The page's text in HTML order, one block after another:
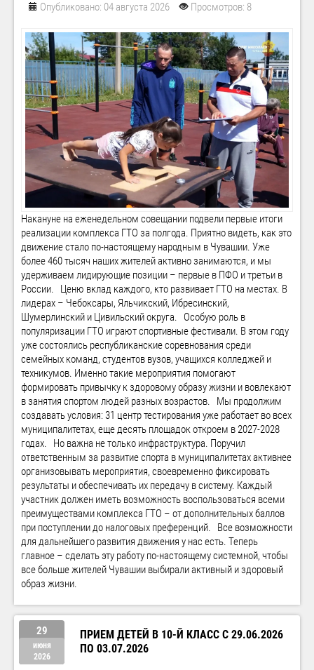
Опубликовано: 04 августа 2026 Просмотров: 8
Накануне на еженедельном совещании подвели первые итоги
реализации комплекса ГТО за полгода. Приятно видеть, как это
движение стало по-настоящему народным в Чувашии. Уже
более 460 тысяч наших жителей активно занимаются, и мы
удерживаем лидирующие позиции – первые в ПФО и третьи в
России. Ценю вклад каждого, кто развивает ГТО на местах. В
лидерах – Чебоксары, Яльчикский, Ибресинский,
Шумерлинский и Цивильский округа. Особую роль в
популяризации ГТО играют спортивные фестивали. В этом году
уже состоялись республиканские соревнования среди
семейных команд, студентов вузов, учащихся колледжей и
техникумов. Именно такие мероприятия помогают
формировать привычку к здоровому образу жизни и вовлекают
в занятия спортом людей разных возрастов. Мы продолжим
создавать условия: 31 центр тестирования уже работает во всех
муниципалитетах, еще десять площадок откроем в 2027-2028
годах. Но важна не только инфраструктура. Поручил
ответственным за развитие спорта в муниципалитетах активнее
организовывать мероприятия, своевременно фиксировать
результаты и обеспечивать их передачу в систему. Каждый
участник должен иметь возможность воспользоваться всеми
преимуществами комплекса ГТО – от дополнительных баллов
при поступлении до налоговых преференций. Все возможности
для дальнейшего развития движения у нас есть. Теперь
главное – сделать эту работу по-настоящему системной, чтобы
все больше жителей Чувашии выбирали активный и здоровый
образ жизни.
29
июня
2026
ПРИЕМ ДЕТЕЙ В 10-Й КЛАСС С 29.06.2026
ПО 03.07.2026